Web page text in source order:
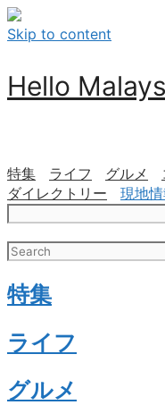
Skip to content
Hello
特集 ライフ グルメ
ダイレクトリー
現地
特集
ライフ
グルメ